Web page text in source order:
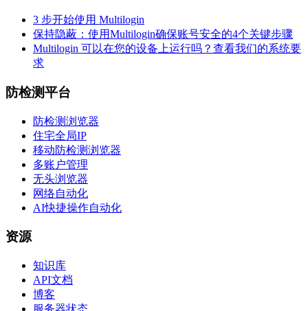
3 步开始使用 Multilogin
保持隐蔽：使用Multilogin确保账号安全的4个关键步骤
Multilogin 可以在您的设备上运行吗？查看我们的系统要
求
防检测平台
防检测浏览器
住宅全局IP
移动防检测浏览器
多账户管理
无头浏览器
网络自动化
AI快捷操作自动化
资源
知识库
API文档
博客
服务器状态